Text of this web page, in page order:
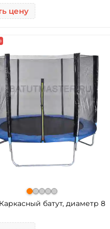
цену
батут, диаметр 8